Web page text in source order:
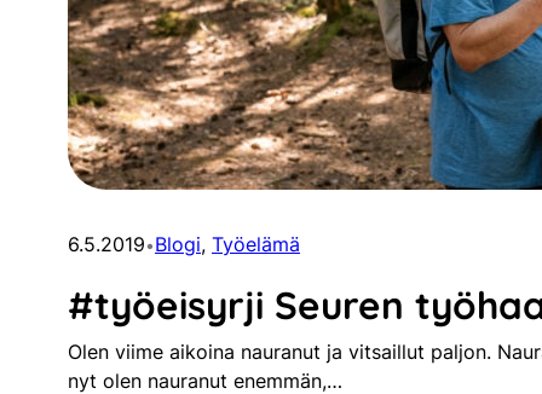
6.5.2019•Blogi, Työelämä
#työeisyrji Seuren
Olen viime aikoina nauranut ja vitsaillut paljon.
nyt olen nauranut enemmän,…